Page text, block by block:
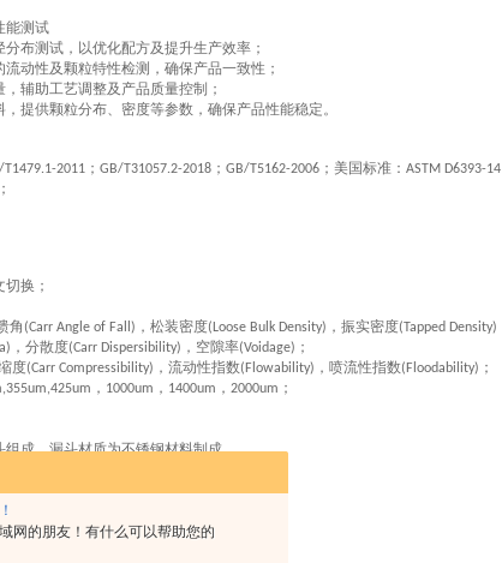
网的朋友！有什么可以帮助您的
能测试
布测试，以优化配方及提升生产效率；
动性及颗粒特性检测，确保产品一致性；
辅助工艺调整及产品质量控制；
提供颗粒分布、密度等参数，确保产品性能稳定。
T1479.1-2011 ； GB/T31057.2-2018 ； GB/T5162-2006 ；美国标准： ASTM D6393-14
；
换；
角 (Carr Angle of Fall) ， 松装密度(Loose Bulk Density) ， 振实密度(Tapped Density)
， 分散度(Carr Dispersibility) ， 空隙率(Voidage) ；
度(Carr Compressibility) ，流动性指数(Flowability) ，喷流性指数(Floodability) ；
， 1000um ， 1400um ， 2000um ；
成，漏斗材质为不锈钢材料制成
、200ml、250ml、500m规格；